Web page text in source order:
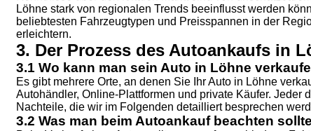
Löhne stark von regionalen Trends beeinflusst werden
beliebtesten Fahrzeugtypen und Preisspannen in der
erleichtern.
3. Der Prozess des Autoankaufs in
3.1 Wo kann man sein Auto in Löhne
Es gibt mehrere Orte, an denen Sie Ihr Auto in Löhne
Autohändler, Online-Plattformen und private Käufer. Jeder
Nachteile, die wir im Folgenden detailliert besprechen
3.2 Was man beim Autoankauf beachten sollte